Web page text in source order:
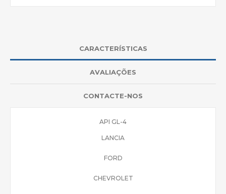
CARACTERÍSTICAS
AVALIAÇÕES
CONTACTE-NOS
API GL-4
LANCIA
FORD
CHEVROLET